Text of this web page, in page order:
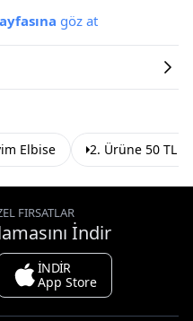
göz at
Elbise 2. Ürüne 50 TL
FIRSATLAR
İndir
İNDİR
App Store